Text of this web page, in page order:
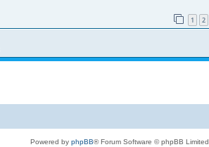
1 2
Powered by phpBB® Forum Software © phpBB Limited